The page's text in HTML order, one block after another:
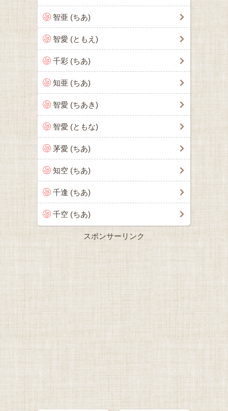
智亜 (ちあ)
智愛 (ともえ)
千彩 (ちあ)
知亜 (ちあ)
智愛 (ちあき)
智愛 (ともな)
茅愛 (ちあ)
知空 (ちあ)
千逢 (ちあ)
千空 (ちあ)
スポンサーリンク